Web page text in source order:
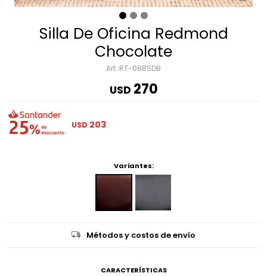
Silla De Oficina Redmond
Chocolate
RT-08BSDB
USD 270
USD 203
Variantes:
Métodos y costos de envío
CARACTERÍSTICAS